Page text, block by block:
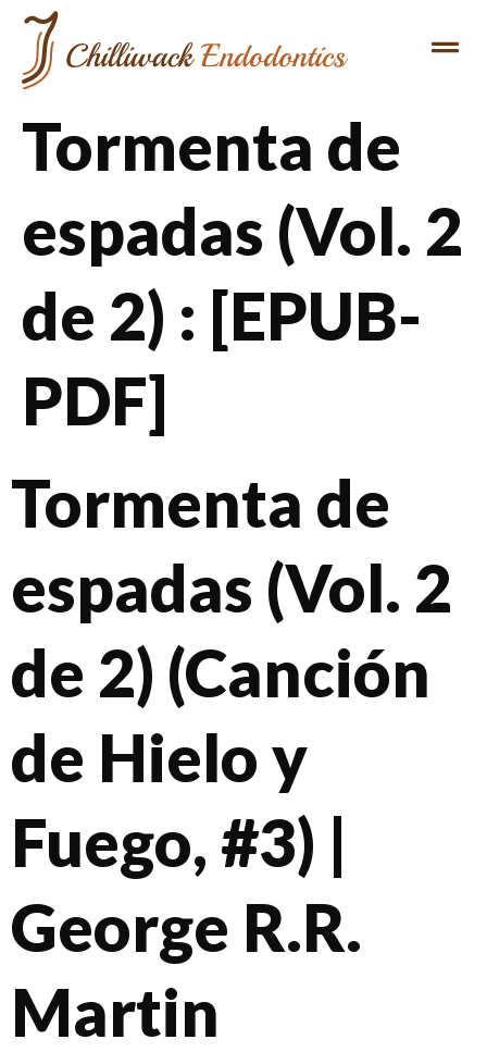
Tormenta de
espadas (Vol. 2
de 2) : [EPUB-
PDF]
Tormenta de
espadas (Vol. 2
de 2) (Canción
de Hielo y
Fuego, #3) |
George R.R.
Martin